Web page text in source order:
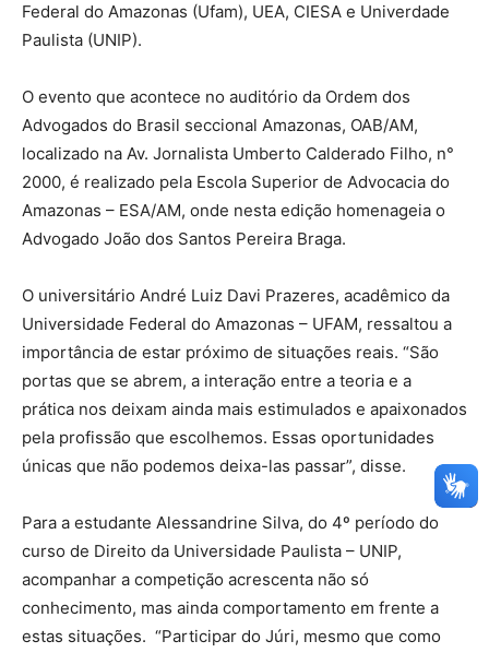
Federal do Amazonas (Ufam), UEA, CIESA e Univerdade
Paulista (UNIP).
O evento que acontece no auditório da Ordem dos
Advogados do Brasil seccional Amazonas, OAB/AM,
localizado na Av. Jornalista Umberto Calderado Filho, n°
2000, é realizado pela Escola Superior de Advocacia do
Amazonas – ESA/AM, onde nesta edição homenageia o
Advogado João dos Santos Pereira Braga.
O universitário André Luiz Davi Prazeres, acadêmico da
Universidade Federal do Amazonas – UFAM, ressaltou a
importância de estar próximo de situações reais. “São
portas que se abrem, a interação entre a teoria e a
prática nos deixam ainda mais estimulados e apaixonados
pela profissão que escolhemos. Essas oportunidades
únicas que não podemos deixa-las passar”, disse.
Para a estudante Alessandrine Silva, do 4º período do
curso de Direito da Universidade Paulista – UNIP,
acompanhar a competição acrescenta não só
conhecimento, mas ainda comportamento em frente a
estas situações. “Participar do Júri, mesmo que como